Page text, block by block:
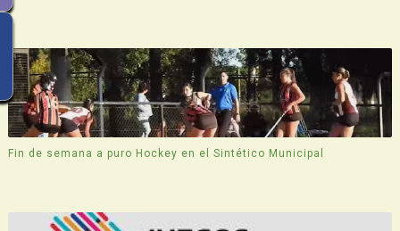
Fin de semana a puro Hockey en el Sintético Municipal